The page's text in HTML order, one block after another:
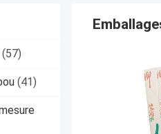
(57)
(41)